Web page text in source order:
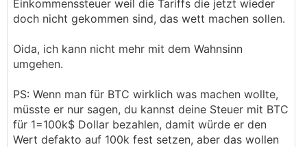
Einkommenssteuer weil die Tariffs die jetzt wieder
doch nicht gekommen sind, das wett machen sollen.
Oida, ich kann nicht mehr mit dem Wahnsinn
umgehen.
PS: Wenn man für BTC wirklich was machen wollte,
müsste er nur sagen, du kannst deine Steuer mit BTC
für 1=100k$ Dollar bezahlen, damit würde er den
Wert defakto auf 100k fest setzen, aber das wollen